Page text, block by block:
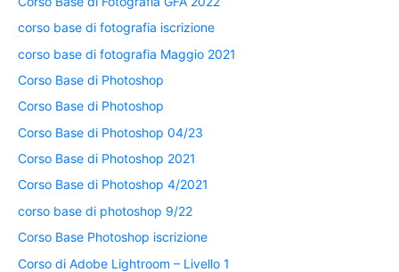
corso base di fotografia iscrizione
corso base di fotografia Maggio 2021
Corso Base di Photoshop
Corso Base di Photoshop
Corso Base di Photoshop 04/23
Corso Base di Photoshop 2021
Corso Base di Photoshop 4/2021
corso base di photoshop 9/22
Corso Base Photoshop iscrizione
Corso di Adobe Lightroom – Livello 1